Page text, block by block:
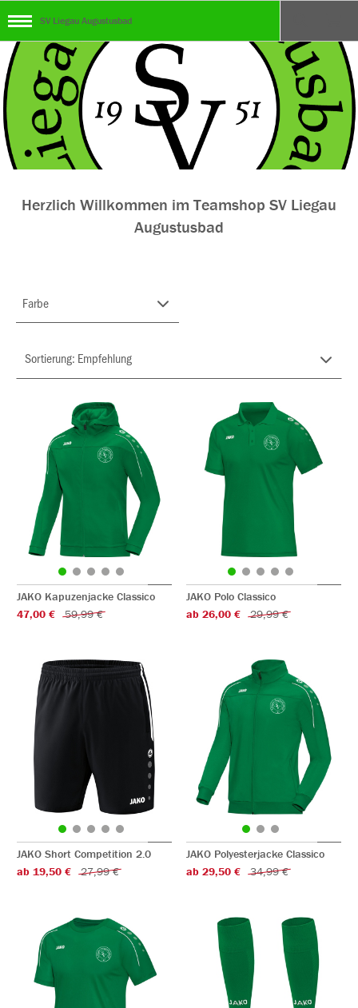
SV Liegau Augustusbad
Herzlich Willkommen im Teamshop SV Liegau
Augustusbad
Farbe
JAKO Kapuzenjacke Classico
47,00 €
59,99 €
JAKO Polo Classico
ab 26,00 €
29,99 €
JAKO Short Competition 2.0
ab 19,50 €
27,99 €
JAKO Polyesterjacke Classico
ab 29,50 €
34,99 €